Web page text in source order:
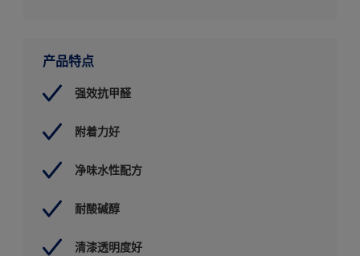
产品特点
强效抗甲醛
附着力好
净味水性配方
耐酸碱醇
清漆透明度好